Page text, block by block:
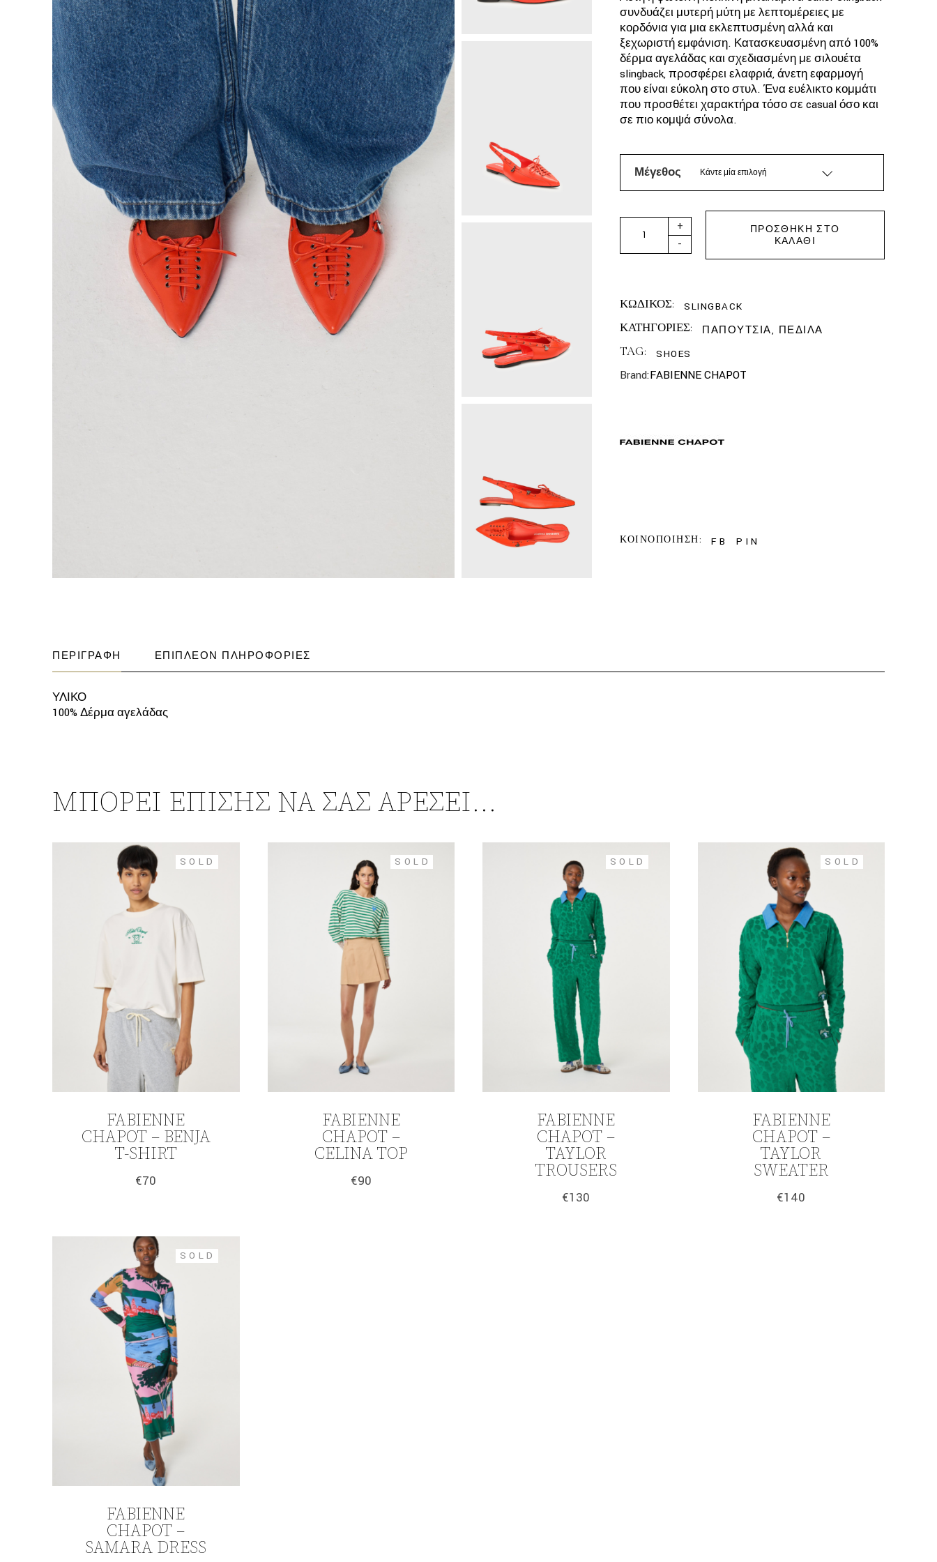
€75.
συνδυάζει μυτερή μύτη με λεπτομέρειες με
κορδόνια για μια εκλεπτυσμένη αλλά και
ξεχωριστή εμφάνιση. Κατασκευασμένη από 100%
δέρμα αγελάδας και σχεδιασμένη με σιλουέτα
slingback, προσφέρει ελαφριά, άνετη εφαρμογή
που είναι εύκολη στο στυλ. Ένα ευέλικτο κομμάτι
που προσθέτει χαρακτήρα τόσο σε casual όσο και
σε πιο κομψά σύνολα.
Μέγεθος Κάντε μία επιλογή
FABIENNE CHAPOT - SAILOR SLINGBACK FLAT quantity
-
+
ΠΡΟΣΘΉΚΗ ΣΤΟ
ΚΑΛΆΘΙ
ΚΩΔΙΚΟΣ: SLINGBACK
ΚΑΤΗΓΟΡΙΕΣ: ΠΑΠΟΥΤΣΙΑ, ΠΕΔΙΛΑ
TAG: SHOES
Brand:FABIENNE CHAPOT
ΚΟΙΝΟΠΟΙΗΣΗ: FB PIN
ΠΕΡΙΓΡΑΦΉ ΕΠΙΠΛΈΟΝ ΠΛΗΡΟΦΟΡΊΕΣ
ΥΛΙΚΟ
100% Δέρμα αγελάδας
ΜΠΟΡΕΊ ΕΠΊΣΗΣ ΝΑ ΣΑΣ ΑΡΈΣΕΙ…
SOLD
FABIENNE
CHAPOT – BENJA
T-SHIRT
€70
SOLD
FABIENNE
CHAPOT –
CELINA TOP
€90
SOLD
FABIENNE
CHAPOT –
TAYLOR
TROUSERS
€130
SOLD
FABIENNE
CHAPOT –
TAYLOR
SWEATER
€140
SOLD
FABIENNE
CHAPOT –
SAMARA DRESS